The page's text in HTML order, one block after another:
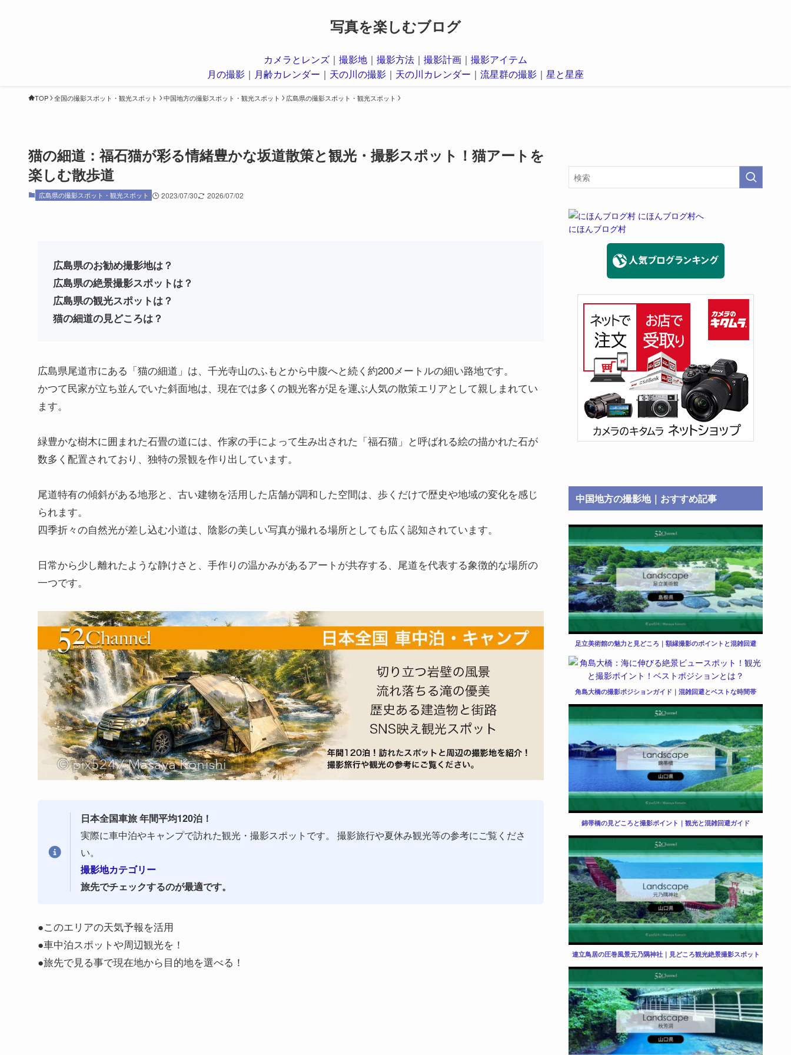
写真を楽しむブログ
カメラとレンズ ｜ 撮影地 ｜ 撮影方法 ｜ 撮影計画 ｜ 撮影アイテム
月の撮影 ｜ 月齢カレンダー ｜ 天の川の撮影 ｜ 天の川カレンダー ｜ 流星群の撮影 ｜ 星と星座
TOP 全国の撮影スポット・観光スポット 中国地方の撮影スポット・観光スポット 広島県の撮影スポット・観光スポット
猫の細道：福石猫が彩る情緒豊かな坂道散策と観光・撮影スポット！猫アートを
楽しむ散歩道
広島県の撮影スポット・観光スポット 2023/07/30 2026/07/02
広島県のお勧め撮影地は？
広島県の絶景撮影スポットは？
広島県の観光スポットは？
猫の細道の見どころは？
広島県尾道市にある「猫の細道」は、千光寺山のふもとから中腹へと続く約200メートルの細い路地です。
かつて民家が立ち並んでいた斜面地は、現在では多くの観光客が足を運ぶ人気の散策エリアとして親しまれてい
ます。
緑豊かな樹木に囲まれた石畳の道には、作家の手によって生み出された「福石猫」と呼ばれる絵の描かれた石が
数多く配置されており、独特の景観を作り出しています。
尾道特有の傾斜がある地形と、古い建物を活用した店舗が調和した空間は、歩くだけで歴史や地域の変化を感じ
られます。
四季折々の自然光が差し込む小道は、陰影の美しい写真が撮れる場所としても広く認知されています。
日常から少し離れたような静けさと、手作りの温かみがあるアートが共存する、尾道を代表する象徴的な場所の
一つです。
日本全国車旅 年間平均120泊！
実際に車中泊やキャンプで訪れた観光・撮影スポットです。 撮影旅行や夏休み観光等の参考にご覧くださ
い。
撮影地カテゴリー
旅先でチェックするのが最適です。
●このエリアの天気予報を活用
●車中泊スポットや周辺観光を！
●旅先で見る事で現在地から目的地を選べる！
にほんブログ村
中国地方の撮影地｜おすすめ記事
足立美術館の魅力と見どころ｜額縁撮影のポイントと混雑回避
角島大橋の撮影ポジションガイド｜混雑回避とベストな時間帯
錦帯橋の見どころと撮影ポイント｜観光と混雑回避ガイド
連立鳥居の圧巻風景元乃隅神社｜見どころ観光絶景撮影スポット